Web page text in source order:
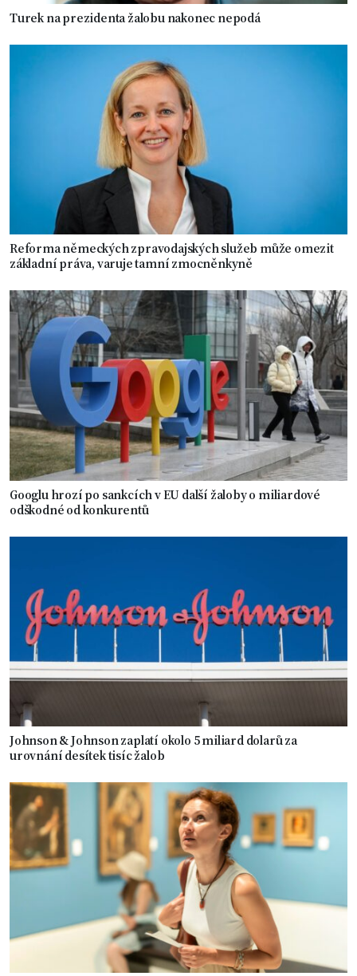
Turek na prezidenta žalobu nakonec nepodá
Reforma německých zpravodajských služeb může omezit
základní práva, varuje tamní zmocněnkyně
Googlu hrozí po sankcích v EU další žaloby o miliardové
odškodné od konkurentů
Johnson & Johnson zaplatí okolo 5 miliard dolarů za
urovnání desítek tisíc žalob